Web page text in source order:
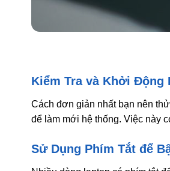
Kiểm Tra và Khởi Động
Cách đơn giản nhất bạn nên
để làm mới hệ thống. Việc này
Sử Dụng Phím Tắt để